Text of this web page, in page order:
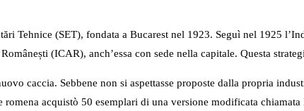
Tehnice (SET), fondata a Bucarest nel 1923. Seguì nel 1925
(ICAR), anch’essa con sede nella capitale. Questa
caccia. Sebbene non si aspettasse proposte dalla propria
acquistò 50 esemplari di una versione modificata